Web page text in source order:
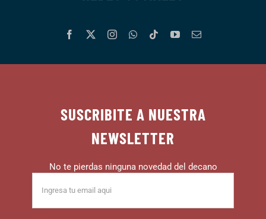
SUSCRIBITE A NUESTRA
NEWSLETTER
No te pierdas ninguna novedad del decano